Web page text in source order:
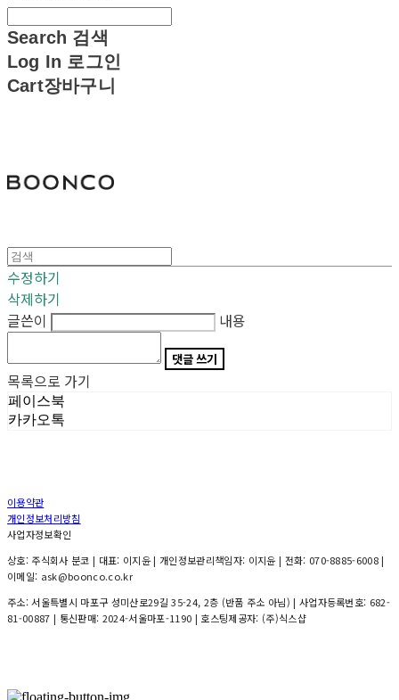
Search 검색
Log In 로그인
Cart장바구니
수정하기
삭제하기
글쓴이
내용
댓글 쓰기
목록으로 가기
페이스북
카카오톡
이용약관
개인정보처리방침
사업자정보확인
상호: 주식회사 분코 | 대표: 이지윤 | 개인정보관리책임자: 이지윤 | 전화: 070-8885-6008 |
이메일: ask@boonco.co.kr
주소: 서울특별시 마포구 성미산로29길 35-24, 2층 (반품 주소 아님) | 사업자등록번호: 682-
81-00887 | 통신판매: 2024-서울마포-1190 | 호스팅제공자: (주)식스샵